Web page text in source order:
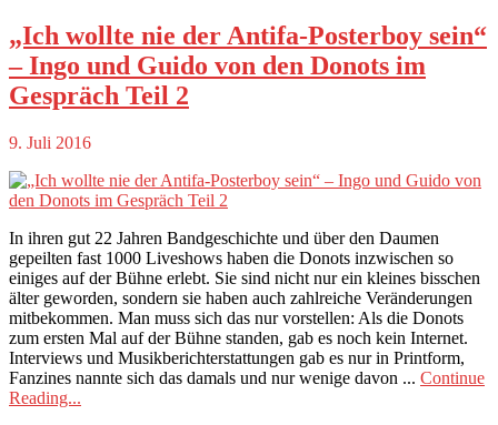
„Ich wollte nie der Antifa-Posterboy sein“
– Ingo und Guido von den Donots im
Gespräch Teil 2
9. Juli 2016
In ihren gut 22 Jahren Bandgeschichte und über den Daumen
gepeilten fast 1000 Liveshows haben die Donots inzwischen so
einiges auf der Bühne erlebt. Sie sind nicht nur ein kleines bisschen
älter geworden, sondern sie haben auch zahlreiche Veränderungen
mitbekommen. Man muss sich das nur vorstellen: Als die Donots
zum ersten Mal auf der Bühne standen, gab es noch kein Internet.
Interviews und Musikberichterstattungen gab es nur in Printform,
Fanzines nannte sich das damals und nur wenige davon ... Continue
Reading...